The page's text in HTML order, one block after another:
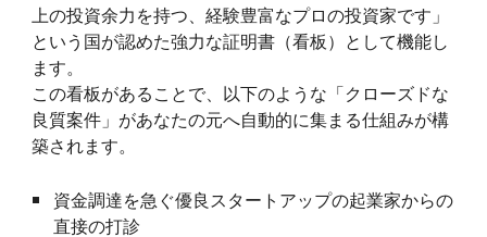
上の投資余力を持つ、経験豊富なプロの投資家です」
という国が認めた強力な証明書（看板）として機能し
ます。
この看板があることで、以下のような「クローズドな
良質案件」があなたの元へ自動的に集まる仕組みが構
築されます。
資金調達を急ぐ優良スタートアップの起業家からの
直接の打診